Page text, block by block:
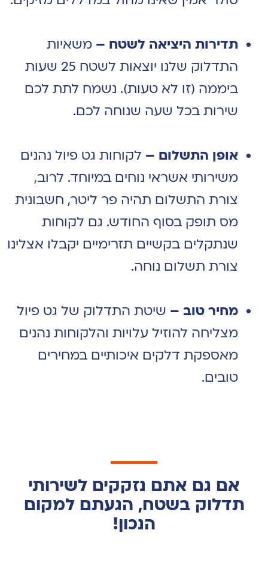
תדירות היציאה לשטח – משאיות
התדלוק שלנו יוצאות לשטח 25 שעות
ביממה (זו לא טעות). נשמח לתת לכם
שירות בכל שעה שנוחה לכם.
אופן התשלום – לקוחות גט פיול נהנים
משירותי אשראי נוחים במיוחד. לרוב,
צורת התשלום תהיה פר ליטר, חשבונית
מס תופק בסוף החודש. גם לקוחות
שנתקלים בקשיים תזרימיים יקבלו אצלינו
צורת תשלום נוחה.
מחיר טוב – שיטת התדלוק של גט פיול
מצליחה להוזיל עלויות והלקוחות נהנים
מאספקת דלקים איכותיים במחירים
טובים.
אם גם אתם נזקקים לשירותי
תדלוק בשטח, הגעתם למקום
הנכון!